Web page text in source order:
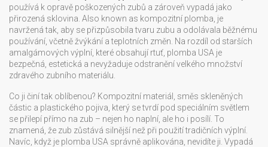
používá k opravě poškozených zubů a zároveň vypadá jako
přirozená sklovina . Also known as kompozitní plomba , je
navržená tak, aby se přizpůsobila tvaru zubu a odolávala běžnému
používání, včetně žvýkání a teplotních změn. Na rozdíl od starších
amalgámových výplní, které obsahují rtuť, plomba USA je
bezpečná, estetická a nevyžaduje odstranění velkého množství
zdravého zubního materiálu.
Co ji činí tak oblíbenou? Kompozitní materiál
směs skleněných
částic a plastického pojiva, který se tvrdí pod speciálním světlem
se přilepí přímo na zub – nejen ho naplní, ale ho i posílí. To
znamená, že zub zůstává silnější než při použití tradičních výplní.
Navíc, když je plomba USA správně aplikována, nevidíte ji. Vypadá